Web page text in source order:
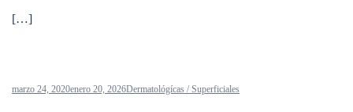
[…]
marzo 24, 2020enero 20, 2026Dermatológícas / Superficiales